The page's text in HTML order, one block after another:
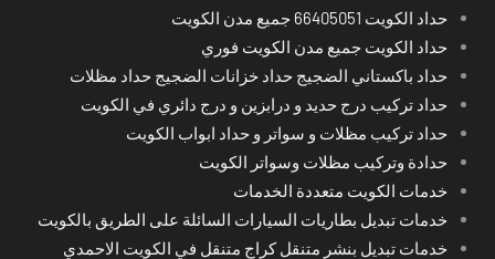
حداد الكويت 66405051 جميع مدن الكويت
حداد الكويت جميع مدن الكويت فوري
حداد باكستاني الضجيج حداد خزانات الضجيج حداد مظلات
حداد تركيب درج حديد و درابزين و درج دائري في الكويت
حداد تركيب مظلات و سواتر و حداد ابواب الكويت
حدادة وتركيب مظلات وسواتر الكويت
خدمات الكويت متعددة الخدمات
خدمات تبديل بطاريات السيارات السائلة على الطريق بالكويت
خدمات تبديل بنشر متنقل كراج متنقل في الكويت الاحمدي